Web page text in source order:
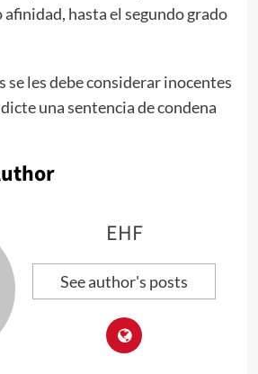
hasta el segundo grado
se les debe considerar inocentes
una sentencia de condena
EHF
See author's posts